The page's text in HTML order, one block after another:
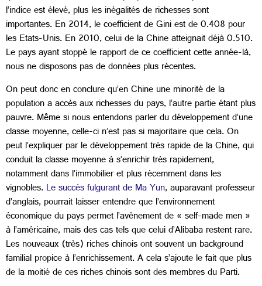
l’indice est élevé, plus les inégalités de richesses sont
importantes. En 2014, le coefficient de Gini est de 0.408 pour
les Etats-Unis. En 2010, celui de la Chine atteignait déjà 0.510.
Le pays ayant stoppé le rapport de ce coefficient cette année-là,
nous ne disposons pas de données plus récentes.
On peut donc en conclure qu’en Chine une minorité de la
population a accès aux richesses du pays, l’autre partie étant plus
pauvre. Même si nous entendons parler du développement d’une
classe moyenne, celle-ci n’est pas si majoritaire que cela. On
peut l’expliquer par le développement très rapide de la Chine, qui
conduit la classe moyenne à s’enrichir très rapidement,
notamment dans l’immobilier et plus récemment dans les
vignobles.Le succès fulgurant de Ma Yun, auparavant professeur
d’anglais, pourrait laisser entendre que l’environnement
économique du pays permet l’avènement de « self-made men »
à l’américaine, mais des cas tels que celui d’Alibaba restent rare.
Les nouveaux (très) riches chinois ont souvent un background
familial propice à l’enrichissement. A cela s’ajoute le fait que plus
de la moitié de ces riches chinois sont des membres du Parti.